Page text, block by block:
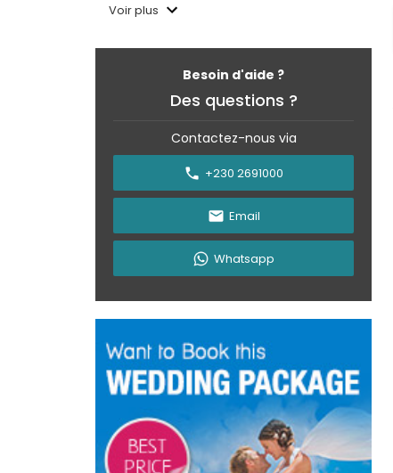
Voir plus
Besoin d'aide ?
Des questions ?
Contactez-nous via
+230 2691000
Email
Whatsapp